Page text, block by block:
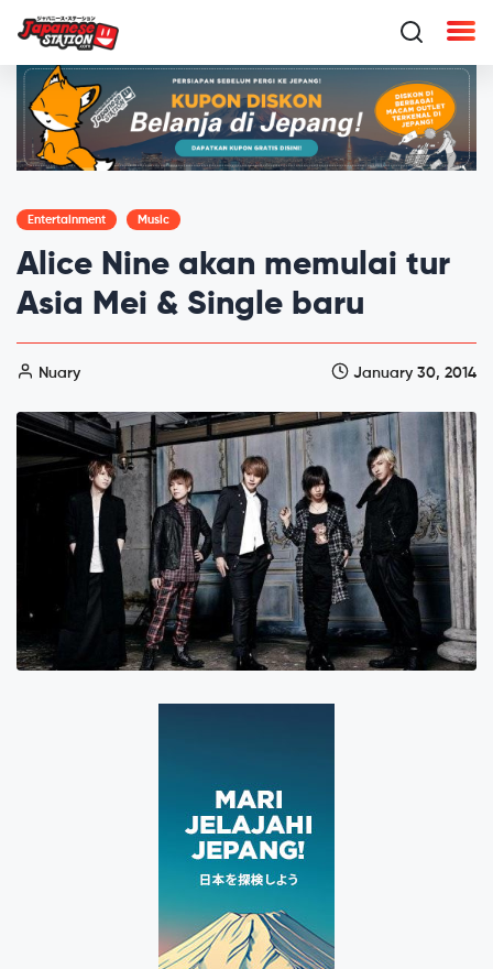
Entertainment Music
Alice Nine akan memulai tur
Asia Mei & Single baru
Nuary January 30, 2014